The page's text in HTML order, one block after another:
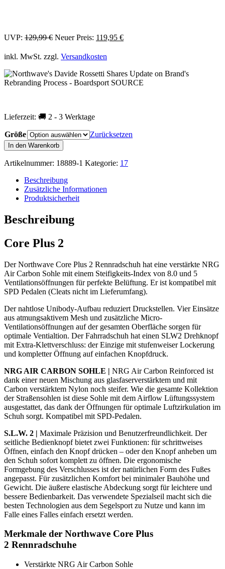
UVP: 129,99€ Ursprünglicher
war:
Neuer Preis: 119,95 €Aktueller
inkl. MwSt. zzgl. Versandkosten
Lieferzeit: 🚚 2 - 3 Werktage
Größe
Zurücksetzen
NORTHWAVE
Core
Plus
Rennradschuh
Menge
In den Warenkorb
Artikelnummer: 18889-1 Kategorie: 17
Beschreibung
Zusätzliche Informationen
Produktsicherheit
Beschreibung
Core Plus 2
Der Northwave Core Plus 2 Rennradschuh hat eine verstärkte NRG
Air Carbon Sohle mit einem Steifigkeits-Index von 8.0 und 5
Ventilationsöffnungen für perfekte Belüftung. Er ist kompatibel mit
SPD Pedalen (Cleats nicht im Lieferumfang).
Der nahtlose Unibody-Aufbau reduziert Druckstellen. Vier Einsätze
aus atmungsaktivem Mesh und zusätzliche Micro-
Ventilationsöffnungen auf der gesamten Oberfläche sorgen für
optimale Ventialtion. Der Fahrradschuh hat einen SLW2 Drehknopf
mit Extra-Klettverschluss: der Einzige mit stufenweiser Lockerung
und kompletter Öffnung auf einfachen Knopfdruck.
NRG AIR CARBON SOHLE | NRG Air Carbon Reinforced ist
dank einer neuen Mischung aus glasfaserverstärktem und mit
Carbon verstärktem Nylon noch steifer. Wie die gesamte Kollektion
der Straßensohlen ist diese Sohle mit dem Airflow Lüftungssystem
ausgestattet, das dank der Öffnungen für optimale Luftzirkulation im
Schuh sorgt. Kompatibel mit SPD-Pedalen.
S.L.W. 2 | Maximale Präzision und Benutzerfreundlichkeit. Der
seitliche Bedienknopf bietet zwei Funktionen: für schrittweises
Öffnen, einfach den Knopf drücken – oder den Knopf anheben um
den Schuh sofort komplett zu öffnen. Die ergonomische
Formgebung des Verschlusses ist der natürlichen Form des Fußes
angepasst. Für zusätzlichen Komfort bei minimaler Bauhöhe und
Gewicht. Die äußere elastische Abdeckung sorgt für leichtere und
bessere Bedienbarkeit. Das verwendete Spezialseil macht sich die
besten Technologien aus dem Segelsport zu Nutze und kann im
Falle eines Falles einfach ersetzt werden.
Merkmale der Northwave Core Plus
2 Rennradschuhe
Verstärkte NRG Air Carbon Sohle